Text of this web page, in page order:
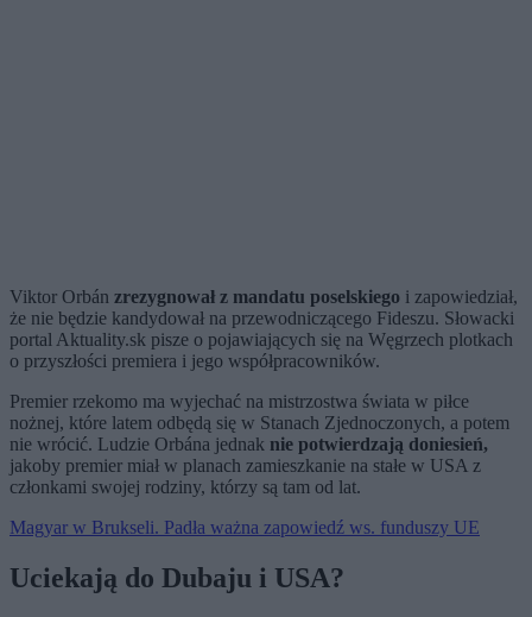
Viktor Orbán zrezygnował z mandatu poselskiego i zapowiedział,
że nie będzie kandydował na przewodniczącego Fideszu. Słowacki
portal Aktuality.sk pisze o pojawiających się na Węgrzech plotkach
o przyszłości premiera i jego współpracowników.
Premier rzekomo ma wyjechać na mistrzostwa świata w piłce
nożnej, które latem odbędą się w Stanach Zjednoczonych, a potem
nie wrócić. Ludzie Orbána jednak nie potwierdzają doniesień,
jakoby premier miał w planach zamieszkanie na stałe w USA z
członkami swojej rodziny, którzy są tam od lat.
Magyar w Brukseli. Padła ważna zapowiedź ws. funduszy UE
Uciekają do Dubaju i USA?